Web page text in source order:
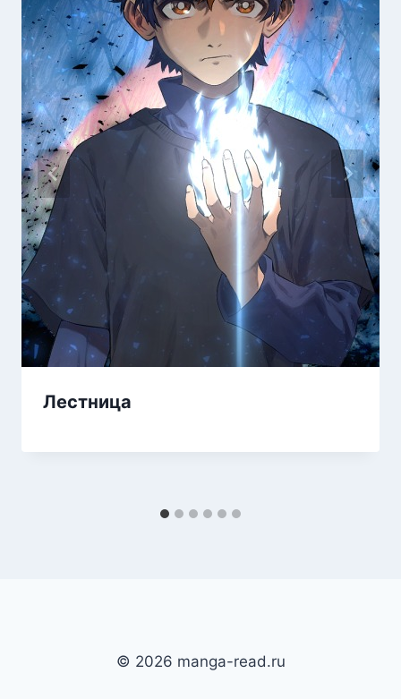
Лестница
© 2026 manga-read.ru